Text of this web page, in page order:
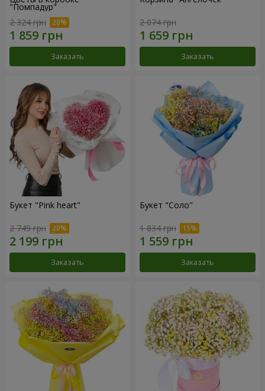
"Помпадур"
2 324 грн
Заказать
2 074 грн
Заказать
Букет "Pink heart"
2 749 грн
Заказать
Букет "Соло"
1 834 грн
Заказать